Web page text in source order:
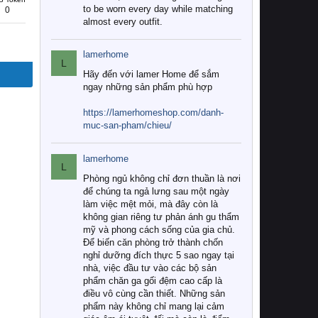
0
to be worn every day while matching
almost every outfit.
L
lamerhome
Hãy đến với lamer Home để sắm
ngay những sản phẩm phù hợp
https://lamerhomeshop.com/danh-
muc-san-pham/chieu/
L
lamerhome
Phòng ngủ không chỉ đơn thuần là nơi
để chúng ta ngả lưng sau một ngày
làm việc mệt mỏi, mà đây còn là
không gian riêng tư phản ánh gu thẩm
mỹ và phong cách sống của gia chủ.
Để biến căn phòng trở thành chốn
nghỉ dưỡng đích thực 5 sao ngay tại
nhà, việc đầu tư vào các bộ sản
phẩm chăn ga gối đệm cao cấp là
điều vô cùng cần thiết. Những sản
phẩm này không chỉ mang lại cảm